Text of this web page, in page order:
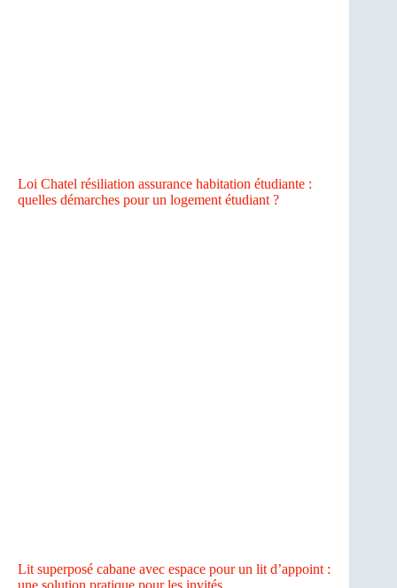
Loi Chatel résiliation assurance habitation étudiante :
quelles démarches pour un logement étudiant ?
Lit superposé cabane avec espace pour un lit d’appoint :
une solution pratique pour les invités